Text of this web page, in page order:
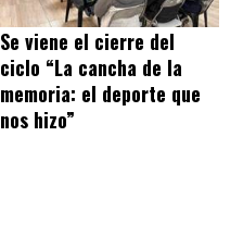
Se viene el cierre del
ciclo “La cancha de la
memoria: el deporte que
nos hizo”